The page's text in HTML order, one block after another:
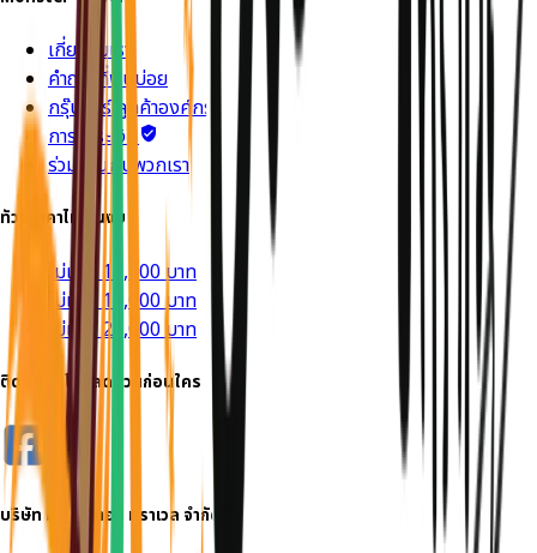
เกี่ยวกับเรา
คำถามที่พบบ่อย
กรุ๊ปทัวร์ ลูกค้าองค์กร
การชำระเงิน
ร่วมงานกับพวกเรา
ทัวร์ราคาไม่เกินงบ
ไม่เกิน 10,000 บาท
ไม่เกิน 15,000 บาท
ไม่เกิน 20,000 บาท
ติดตาม รู้โปรลดด่วนก่อนใคร
บริษัทมอนสเตอร์ ทราเวล จำกัด